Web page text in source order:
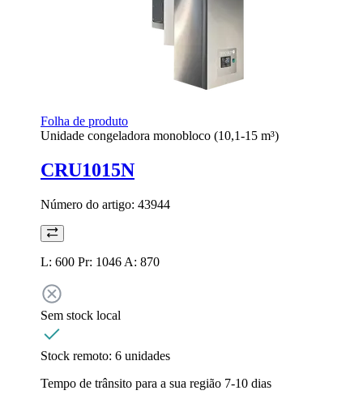
Folha de produto
Unidade congeladora monobloco (10,1-15 m³)
CRU1015N
Número do artigo: 43944
L: 600 Pr: 1046 A: 870
Sem stock local
Stock remoto: 6 unidades
Tempo de trânsito para a sua região 7-10 dias